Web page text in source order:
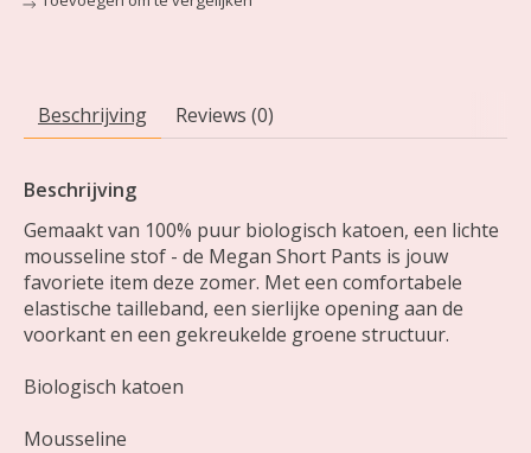
Beschrijving Reviews (0)
Beschrijving
Gemaakt van 100% puur biologisch katoen, een lichte
mousseline stof - de Megan Short Pants is jouw
favoriete item deze zomer. Met een comfortabele
elastische tailleband, een sierlijke opening aan de
voorkant en een gekreukelde groene structuur.
Biologisch katoen
Mousseline